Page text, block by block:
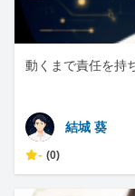
動くまで責任を持
結城 葵
- (0)